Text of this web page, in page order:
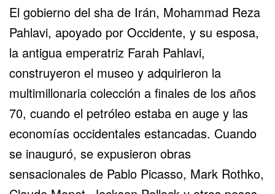
El gobierno del sha de Irán, Mohammad Reza
Pahlavi, apoyado por Occidente, y su esposa,
la antigua emperatriz Farah Pahlavi,
construyeron el museo y adquirieron la
multimillonaria colección a finales de los años
70, cuando el petróleo estaba en auge y las
economías occidentales estancadas. Cuando
se inauguró, se expusieron obras
sensacionales de Pablo Picasso, Mark Rothko,